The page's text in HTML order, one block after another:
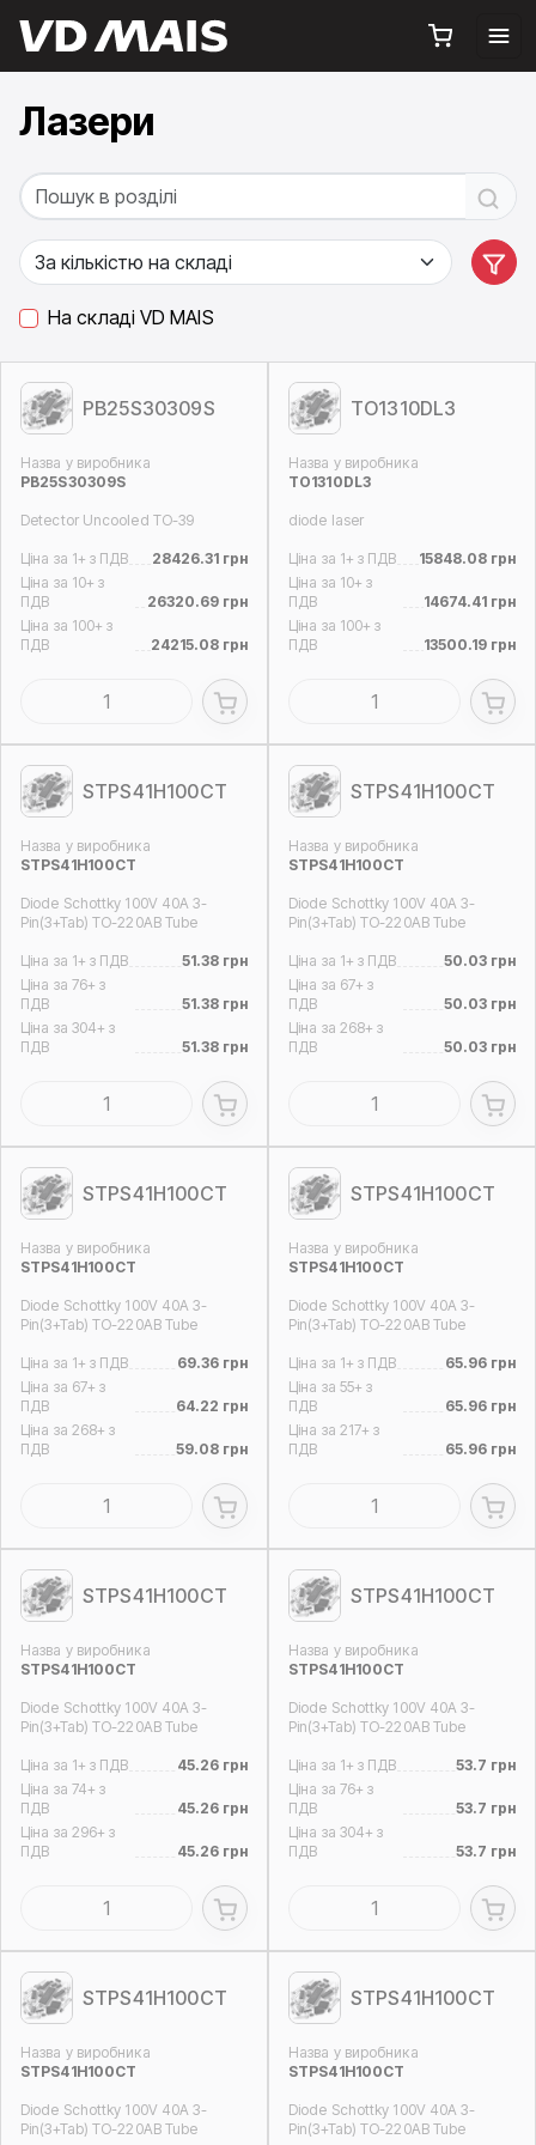
Лазери
На складі VD MAIS
PB25S30309S
Назва у виробника
PB25S30309S
Detector Uncooled TO-39
Ціна за 1+ з ПДВ
28426.31 грн
Ціна за 10+ з
ПДВ
26320.69 грн
Ціна за 100+ з
ПДВ
24215.08 грн
TO1310DL3
Назва у виробника
TO1310DL3
diode laser
Ціна за 1+ з ПДВ
15848.08 грн
Ціна за 10+ з
ПДВ
14674.41 грн
Ціна за 100+ з
ПДВ
13500.19 грн
STPS41H100CT
Назва у виробника
STPS41H100CT
Diode Schottky 100V 40A 3-
Pin(3+Tab) TO-220AB Tube
Ціна за 1+ з ПДВ
51.38 грн
Ціна за 76+ з
ПДВ
51.38 грн
Ціна за 304+ з
ПДВ
51.38 грн
STPS41H100CT
Назва у виробника
STPS41H100CT
Diode Schottky 100V 40A 3-
Pin(3+Tab) TO-220AB Tube
Ціна за 1+ з ПДВ
50.03 грн
Ціна за 67+ з
ПДВ
50.03 грн
Ціна за 268+ з
ПДВ
50.03 грн
STPS41H100CT
Назва у виробника
STPS41H100CT
Diode Schottky 100V 40A 3-
Pin(3+Tab) TO-220AB Tube
Ціна за 1+ з ПДВ
69.36 грн
Ціна за 67+ з
ПДВ
64.22 грн
Ціна за 268+ з
ПДВ
59.08 грн
STPS41H100CT
Назва у виробника
STPS41H100CT
Diode Schottky 100V 40A 3-
Pin(3+Tab) TO-220AB Tube
Ціна за 1+ з ПДВ
65.96 грн
Ціна за 55+ з
ПДВ
65.96 грн
Ціна за 217+ з
ПДВ
65.96 грн
STPS41H100CT
Назва у виробника
STPS41H100CT
Diode Schottky 100V 40A 3-
Pin(3+Tab) TO-220AB Tube
Ціна за 1+ з ПДВ
45.26 грн
Ціна за 74+ з
ПДВ
45.26 грн
Ціна за 296+ з
ПДВ
45.26 грн
STPS41H100CT
Назва у виробника
STPS41H100CT
Diode Schottky 100V 40A 3-
Pin(3+Tab) TO-220AB Tube
Ціна за 1+ з ПДВ
53.7 грн
Ціна за 76+ з
ПДВ
53.7 грн
Ціна за 304+ з
ПДВ
53.7 грн
STPS41H100CT
Назва у виробника
STPS41H100CT
Diode Schottky 100V 40A 3-
Pin(3+Tab) TO-220AB Tube
STPS41H100CT
Назва у виробника
STPS41H100CT
Diode Schottky 100V 40A 3-
Pin(3+Tab) TO-220AB Tube